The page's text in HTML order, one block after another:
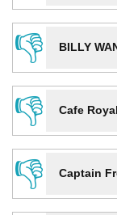
👎
BILLY
👎
Cafe
👎
Captain